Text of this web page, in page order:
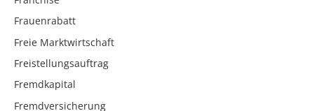
Frauenrabatt
Freie Marktwirtschaft
Freistellungsauftrag
Fremdkapital
Fremdversicherung